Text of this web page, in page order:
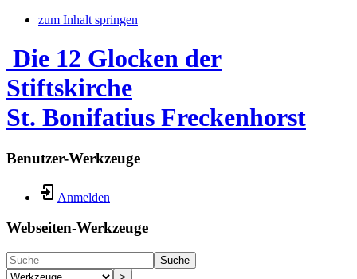
zum Inhalt springen
Die 12 Glocken der
Stiftskirche
St. Bonifatius Freckenhorst
Benutzer-Werkzeuge
Anmelden
Webseiten-Werkzeuge
Suche